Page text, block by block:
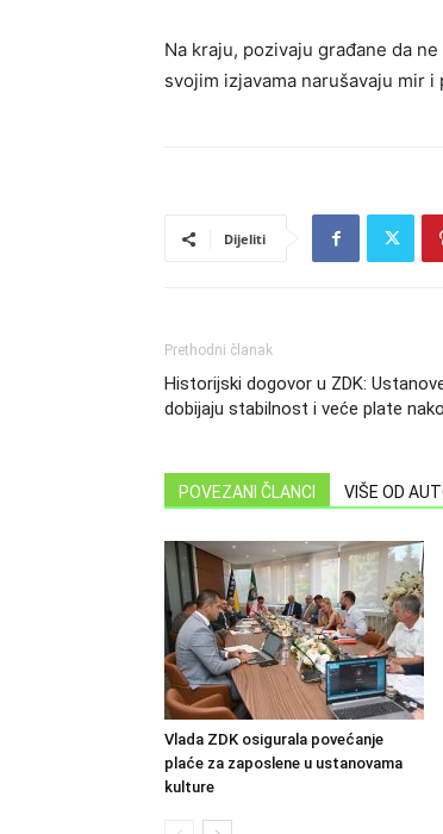
Na kraju, pozivaju građane da
svojim izjavama narušavaju mir
Dijeliti
Prethodni članak
Historijski dogovor u ZDK:
dobijaju stabilnost i veće plate
POVEZANI ČLANCI VIŠE OD
Vlada ZDK osigurala povećanje
plaće za zaposlene u ustanovama
kulture